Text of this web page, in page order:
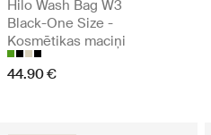
Hilo Wash Bag W3
Black-One Size -
Kosmētikas maciņi
44.90 €